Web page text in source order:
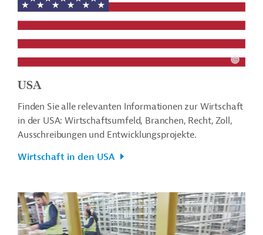
USA
Finden Sie alle relevanten Informationen zur Wirtschaft
in der USA: Wirtschaftsumfeld, Branchen, Recht, Zoll,
Ausschreibungen und Entwicklungsprojekte.
Wirtschaft in den USA